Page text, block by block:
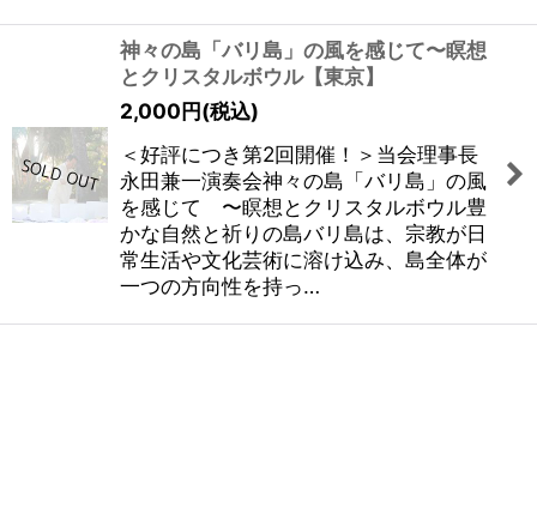
神々の島「バリ島」の風を感じて〜瞑想
とクリスタルボウル【東京】
2,000円(税込)
＜好評につき第2回開催！＞当会理事長
永田兼一演奏会神々の島「バリ島」の風
を感じて 〜瞑想とクリスタルボウル豊
かな自然と祈りの島バリ島は、宗教が日
常生活や文化芸術に溶け込み、島全体が
一つの方向性を持っ…